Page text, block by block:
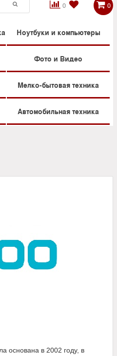
0

 0
Ноутбуки и компьютеры
Фото и Видео
Мелко-бытовая техника
Автомобильная техника
основана в 2002 году, в